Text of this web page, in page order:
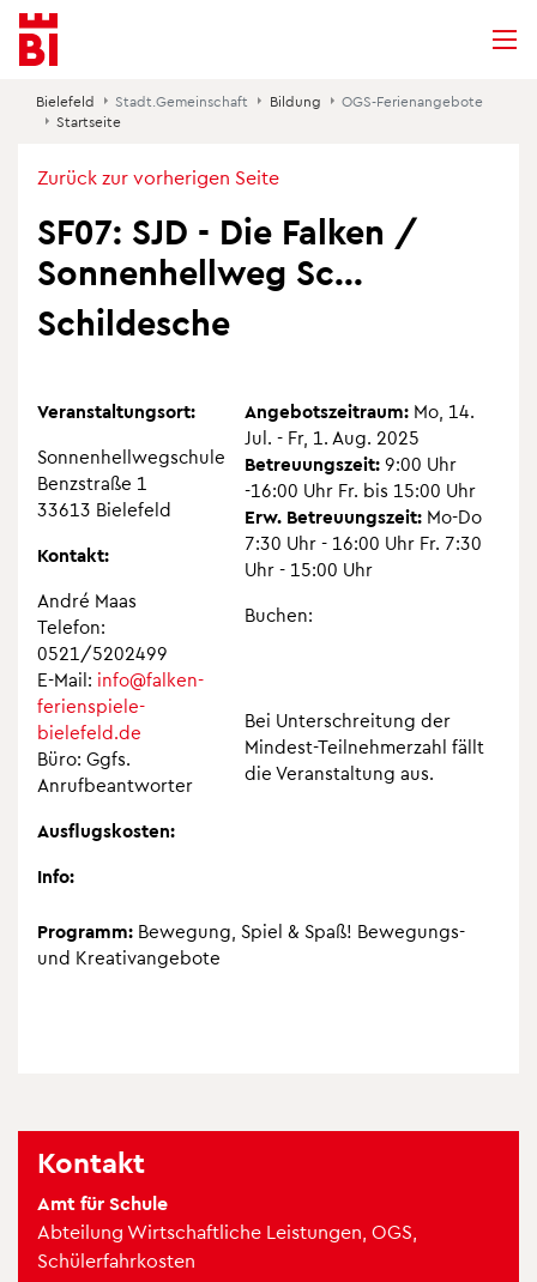
Inhalt
ansprin­gen
Menü
ansprin­gen
Suche
ansprin­gen
Bie­le­feld Stadt.​Gemeinschaft Bil­dung
OGS-Feri­en­an­ge­bote
Start­seite
Zurück zur vor­he­ri­gen Seite
SF07: SJD - Die Fal­ken /
Son­nen­hell­weg Sc...
Schil­de­sche
Ver­an­stal­tungs­ort:
Son­nen­hell­weg­schule
Benz­straße 1
33613 Bie­le­feld
Kon­takt:
André Maas
Tele­fon:
0521/5202499
E-Mail: info@​falken-​
fer​iens​piel​e-​
bielefeld.​de
Büro: Ggfs.
Anruf­be­ant­wor­ter
Aus­flugs­kos­ten:
Info:
Ange­bots­zeit­raum: Mo, 14.
Jul. - Fr, 1. Aug. 2025
Betreu­ungs­zeit: 9:00 Uhr
-16:00 Uhr Fr. bis 15:00 Uhr
Erw. Betreu­ungs­zeit: Mo-Do
7:30 Uhr - 16:00 Uhr Fr. 7:30
Uhr - 15:00 Uhr
Buchen:
Bei Unter­schrei­tung der
Min­dest-Teil­neh­mer­zahl fällt
die Ver­an­stal­tung aus.
Pro­gramm: Bewe­gung, Spiel & Spaß! Bewe­gungs-
und Krea­tiv­an­ge­bote
Kon­takt
Amt für Schule
Abtei­lung Wirt­schaft­li­che Leis­tun­gen, OGS,
Schü­ler­fahr­kos­ten